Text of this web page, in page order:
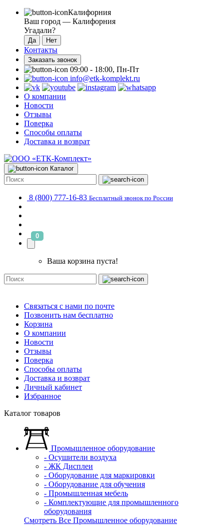
Калифорния
Ваш город — Калифорния
Угадали?
Контакты
Заказать звонок
09:00 - 18:00, Пн-Пт
info@etk-komplekt.ru
О компании
Новости
Отзывы
Поверка
Способы оплаты
Доставка и возврат
Каталог
8 (800) 777-16-83 Бесплатный звонок по России
0
Ваша корзина пуста!
Связаться с нами по почте
Позвонить нам бесплатно
Корзина
О компании
Новости
Отзывы
Поверка
Способы оплаты
Доставка и возврат
Личный кабинет
Избранное
Каталог товаров
Промышленное оборудование
- Осушители воздуха
- ЖК Дисплеи
- Оборудование для маркировки
- Оборудование для обучения
- Промышленная мебель
- Комплектующие для промышленного
оборудования
Смотреть Все Промышленное оборудование